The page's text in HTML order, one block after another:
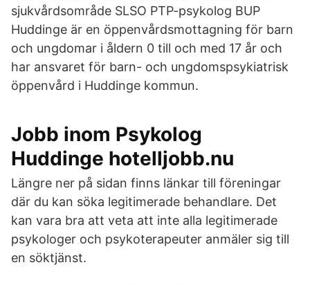
sjukvårdsområde SLSO PTP-psykolog BUP
Huddinge är en öppenvårdsmottagning för barn
och ungdomar i åldern 0 till och med 17 år och
har ansvaret för barn- och ungdomspsykiatrisk
öppenvård i Huddinge kommun.
Jobb inom Psykolog
Huddinge hotelljobb.nu
Längre ner på sidan finns länkar till föreningar
där du kan söka legitimerade behandlare. Det
kan vara bra att veta att inte alla legitimerade
psykologer och psykoterapeuter anmäler sig till
en söktjänst.